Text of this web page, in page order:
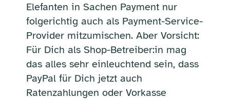
Elefanten in Sachen Payment nur
folgerichtig auch als Payment-Service-
Provider mitzumischen. Aber Vorsicht:
Für Dich als Shop-Betreiber:in mag
das alles sehr einleuchtend sein, dass
PayPal für Dich jetzt auch
Ratenzahlungen oder Vorkasse